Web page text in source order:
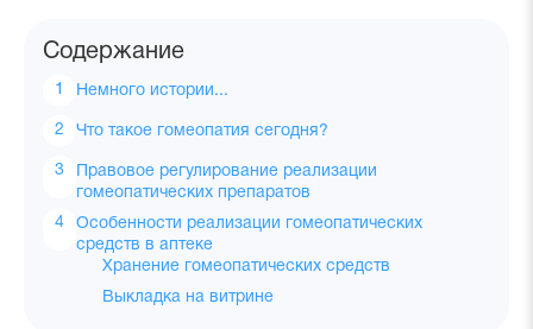
Содержание
Немного истории...
Что такое гомеопатия сегодня?
Правовое регулирование реализации
гомеопатических препаратов
Особенности реализации гомеопатических
средств в аптеке
Хранение гомеопатических средств
Выкладка на витрине